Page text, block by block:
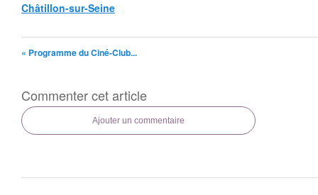
Châtillon-sur-Seine
« Programme du Ciné-Club...
Commenter cet article
Ajouter un commentaire